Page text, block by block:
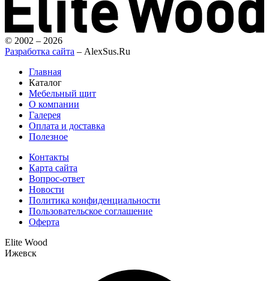
© 2002 – 2026
Разработка сайта – AlexSus.Ru
Главная
Каталог
Мебельный щит
О компании
Галерея
Оплата и доставка
Полезное
Контакты
Карта сайта
Вопрос-ответ
Новости
Политика конфиденциальности
Пользовательское соглашение
Оферта
Elite Wood
Ижевск